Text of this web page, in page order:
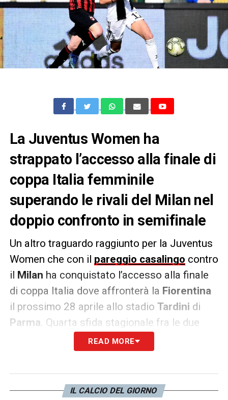
La Juventus Women ha
strappato l’accesso alla finale di
coppa Italia femminile
superando le rivali del Milan nel
doppio confronto in semifinale
Un altro traguardo raggiunto per la Juventus
Women che con il pareggio casalingo contro
il Milan ha conquistato l’accesso alla finale
di coppa Italia dove affronterà la Fiorentina
il prossimo 28 aprile allo stadio Tardini di
Parma . Quarta sfida stagionale fra le due
vittorie bianconere (una in
casa e una in trasferta entrambe con
sconfitta che mesi fa ha suonò la sveglia.
READ MORE
IL CALCIO DEL GIORNO